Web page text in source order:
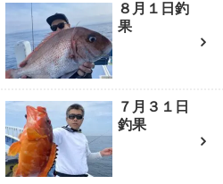
８月１日釣
果
７月３１日
釣果